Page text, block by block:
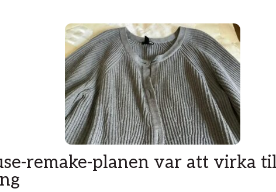
remake-planen var att virka